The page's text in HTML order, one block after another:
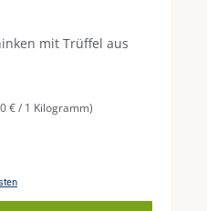
mit Trüffel aus
€ / 1 Kilogramm)